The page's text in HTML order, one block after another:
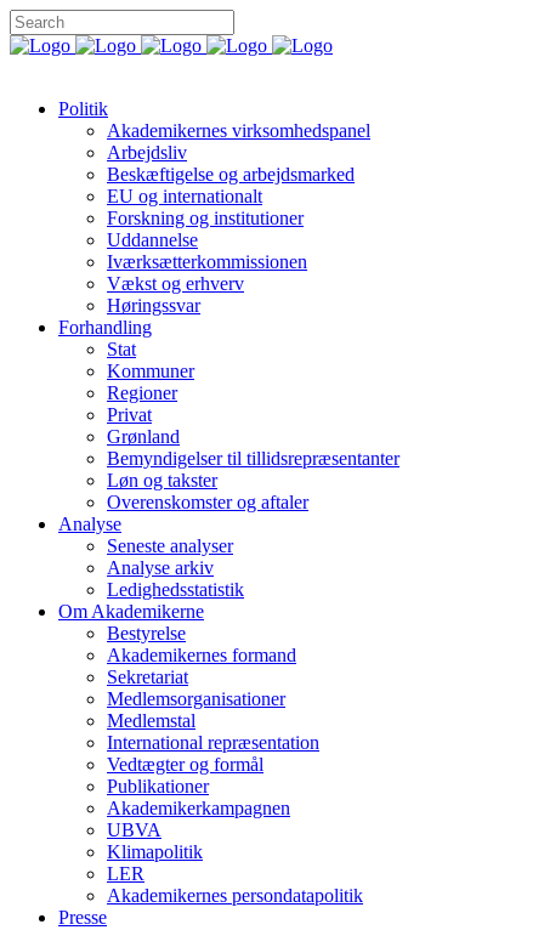
Politik
Akademikernes virksomhedspanel
Arbejdsliv
Beskæftigelse og arbejdsmarked
EU og internationalt
Forskning og institutioner
Uddannelse
Iværksætterkommissionen
Vækst og erhverv
Høringssvar
Forhandling
Stat
Kommuner
Regioner
Privat
Grønland
Bemyndigelser til tillidsrepræsentanter
Løn og takster
Overenskomster og aftaler
Analyse
Seneste analyser
Analyse arkiv
Ledighedsstatistik
Om Akademikerne
Bestyrelse
Akademikernes formand
Sekretariat
Medlemsorganisationer
Medlemstal
International repræsentation
Vedtægter og formål
Publikationer
Akademikerkampagnen
UBVA
Klimapolitik
LER
Akademikernes persondatapolitik
Presse